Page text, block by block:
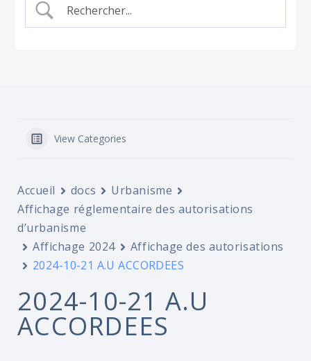
View Categories
Accueil docs
Urbanisme
Affichage réglementaire des autorisations
d’urbanisme
Affichage 2024
Affichage des autorisations
2024-10-21 A.U ACCORDEES
2024-10-21 A.U
ACCORDEES